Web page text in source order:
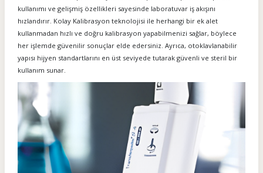
kullanımı ve gelişmiş özellikleri sayesinde laboratuvar iş akışını
hızlandırır. Kolay Kalibrasyon teknolojisi ile herhangi bir ek alet
kullanmadan hızlı ve doğru kalibrasyon yapabilmenizi sağlar, böylece
her işlemde güvenilir sonuçlar elde edersiniz. Ayrıca, otoklavlanabilir
yapısı hijyen standartlarını en üst seviyede tutarak güvenli ve steril bir
kullanım sunar.